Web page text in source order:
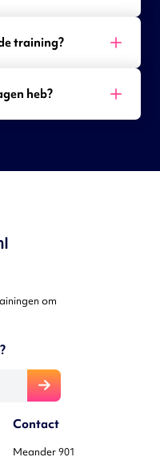
training?
heb?
Contact
Meander 901
om